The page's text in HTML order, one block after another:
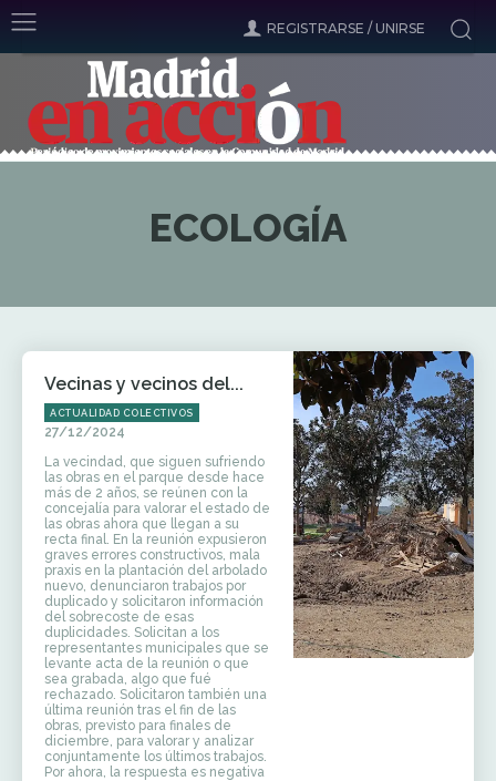
REGISTRARSE / UNIRSE
ECOLOGÍA
Vecinas y vecinos del...
ACTUALIDAD COLECTIVOS
27/12/2024
La vecindad, que siguen sufriendo
las obras en el parque desde hace
más de 2 años, se reúnen con la
concejalía para valorar el estado de
las obras ahora que llegan a su
recta final. En la reunión expusieron
graves errores constructivos, mala
praxis en la plantación del arbolado
nuevo, denunciaron trabajos por
duplicado y solicitaron información
del sobrecoste de esas
duplicidades. Solicitan a los
representantes municipales que se
levante acta de la reunión o que
sea grabada, algo que fué
rechazado. Solicitaron también una
última reunión tras el fin de las
obras, previsto para finales de
diciembre, para valorar y analizar
conjuntamente los últimos trabajos.
Por ahora, la respuesta es negativa